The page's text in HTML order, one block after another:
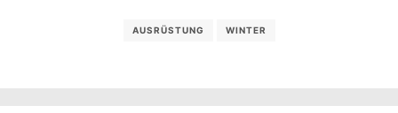
AUSRÜSTUNG WINTER